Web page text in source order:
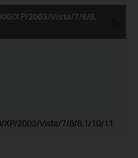
XP/2003/Vista/7/8/8.
XP/2003/Vista/7/8/8.1/10/11